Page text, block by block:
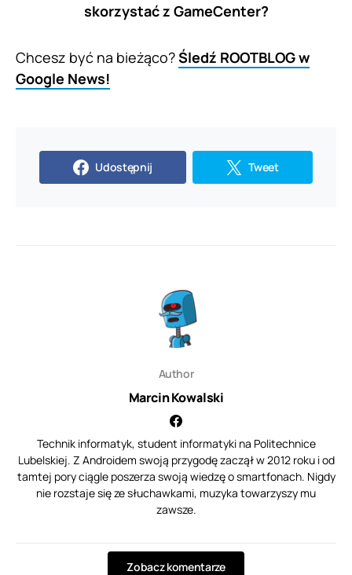
skorzystać z GameCenter?
Chcesz być na bieżąco?Śledź ROOTBLOG w
Google News!
Udostępnij Tweet
Author
Marcin Kowalski
Technik informatyk, student informatyki na Politechnice
Lubelskiej. Z Androidem swoją przygodę zaczął w 2012 roku i od
tamtej pory ciągle poszerza swoją wiedzę o smartfonach. Nigdy
nie rozstaje się ze słuchawkami, muzyka towarzyszy mu
zawsze.
Zobacz komentarze